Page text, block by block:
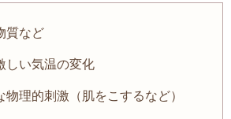
質など
しい気温の変化
物理的刺激（肌をこするなど）